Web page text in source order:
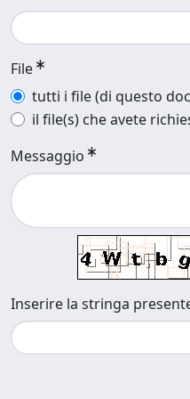
File
tutti i file (di questo
il file(s) che avete
Messaggio
Inserire la stringa